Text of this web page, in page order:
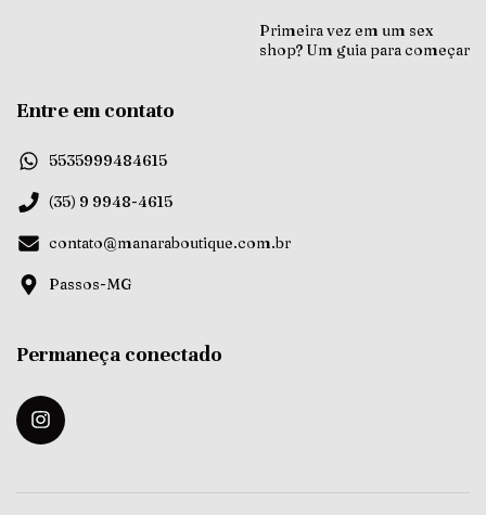
Primeira vez em um sex
shop? Um guia para começar
Entre em contato
5535999484615
(35) 9 9948-4615
contato@manaraboutique.com.br
Passos-MG
Permaneça conectado